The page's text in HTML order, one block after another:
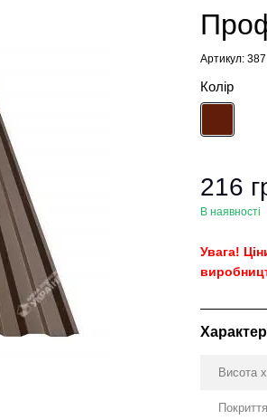
Артикул: 387
Колір
216
В наявності
Увага!
Висота
Покриття